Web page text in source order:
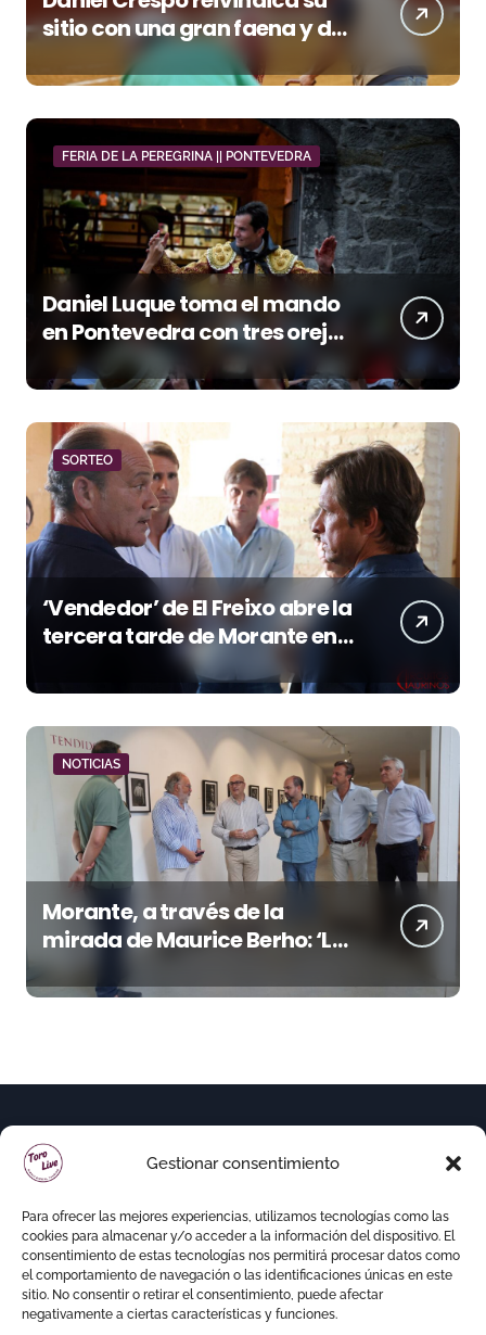
Gestionar consentimiento
Para ofrecer las mejores experiencias, utilizamos tecnologías como las
cookies para almacenar y/o acceder a la información del dispositivo. El
consentimiento de estas tecnologías nos permitirá procesar datos como
el comportamiento de navegación o las identificaciones únicas en este
sitio. No consentir o retirar el consentimiento, puede afectar
negativamente a ciertas características y funciones.
sitio con una gran faena y dos
FERIA DE LA PEREGRINA || PONTEVEDRA
Daniel Luque toma el mando
en Pontevedra con tres orejas
y una Puerta Grande de peso
SORTEO
‘Vendedor’ de El Freixo abre la
tercera tarde de Morante en
la temporada portuense
NOTICIAS
Morante, a través de la
mirada de Maurice Berho: ‘La
belleza del misterio’ llega a La
Malagueta